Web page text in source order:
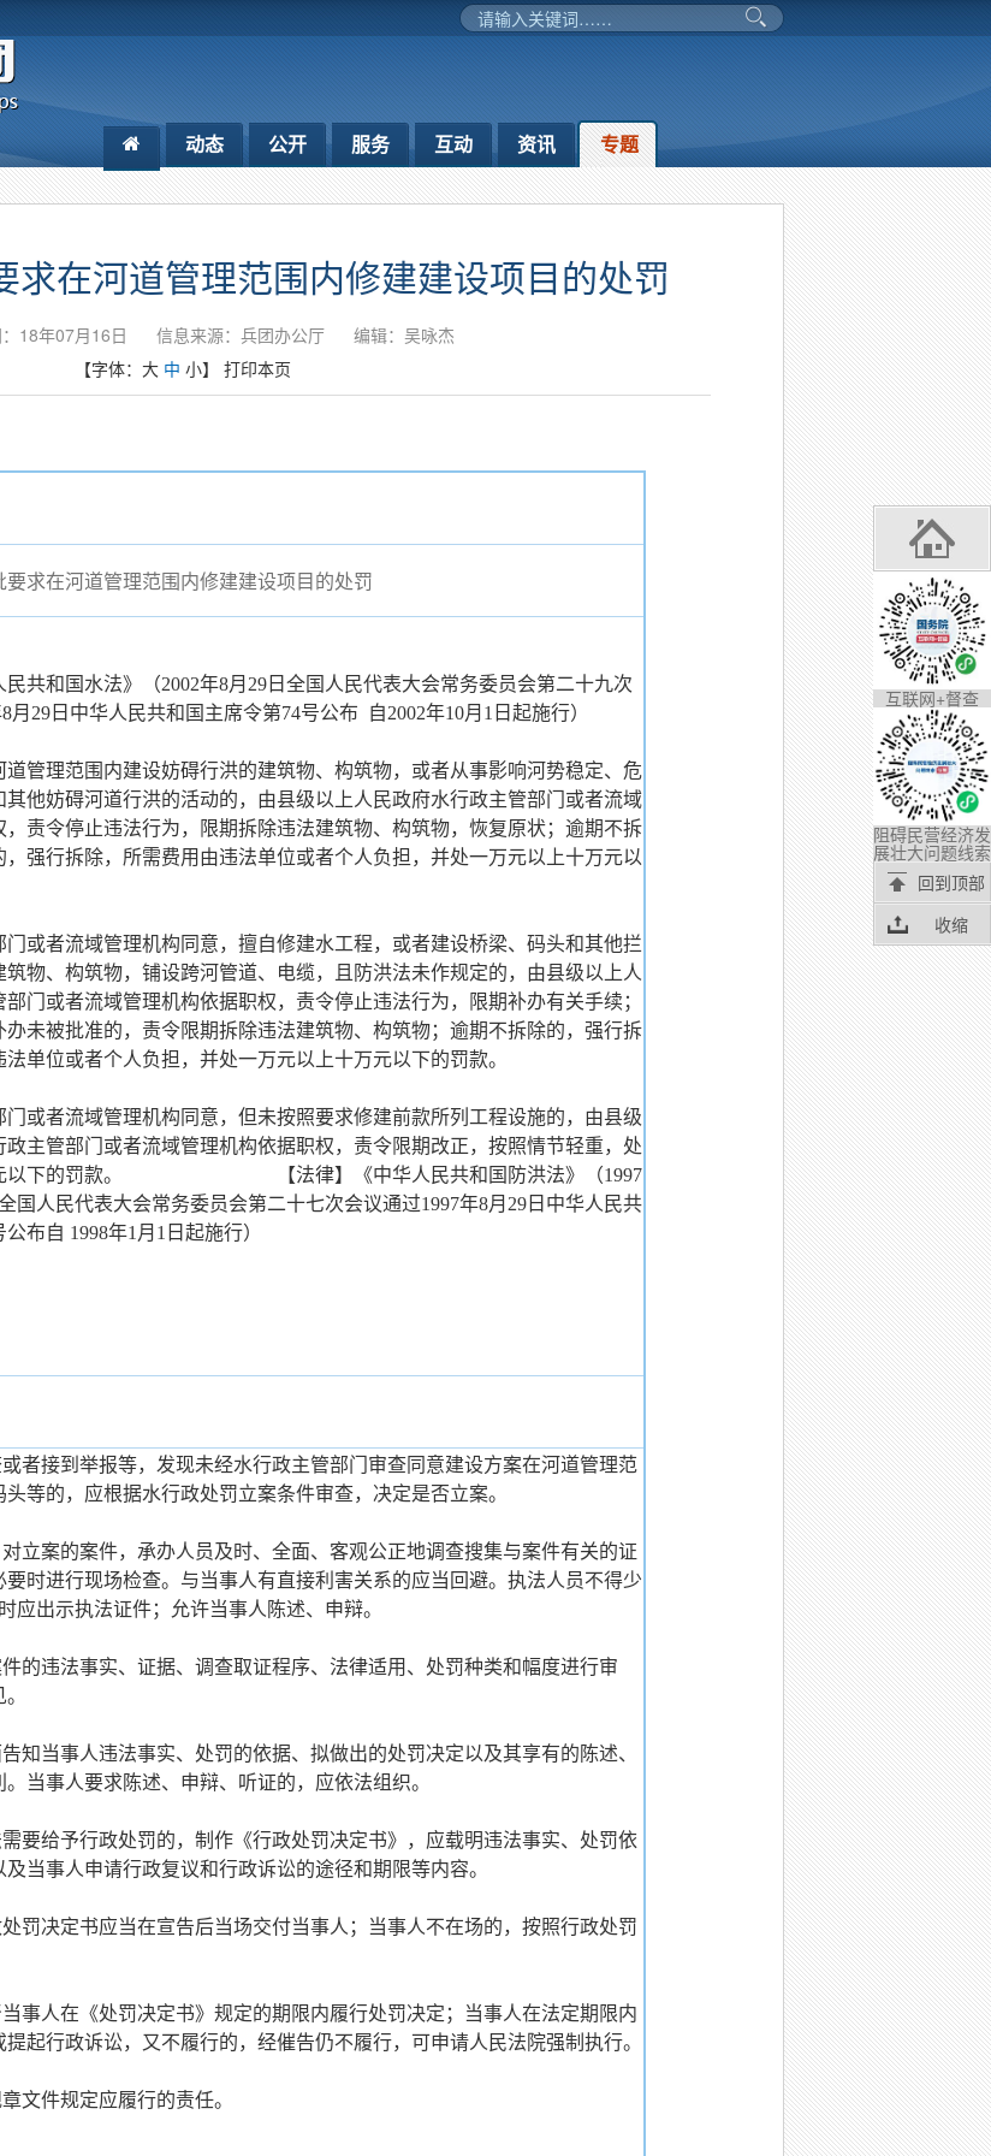
动态 公开 服务 互动 资讯 专题
求在河道管理范围内修建建设项目的处罚
18年07月16日 信息来源：兵团办公厅
编辑：吴咏杰
【字体： 大 中 小】 打印本页
要求在河道管理范围内修建建设项目的处罚
民共和国水法》（2002年8月29日全国人民代表大会常务委员会第二十九次
29日中华人民共和国主席令第74号公布 自2002年10月1日起施行）
道管理范围内建设妨碍行洪的建筑物、构筑物，或者从事影响河势稳定、危
其他妨碍河道行洪的活动的，由县级以上人民政府水行政主管部门或者流域
，责令停止违法行为，限期拆除违法建筑物、构筑物，恢复原状；逾期不拆
，强行拆除，所需费用由违法单位或者个人负担，并处一万元以上十万元以
门或者流域管理机构同意，擅自修建水工程，或者建设桥梁、码头和其他拦
筑物、构筑物，铺设跨河管道、电缆，且防洪法未作规定的，由县级以上人
部门或者流域管理机构依据职权，责令停止违法行为，限期补办有关手续；
办未被批准的，责令限期拆除违法建筑物、构筑物；逾期不拆除的，强行拆
单位或者个人负担，并处一万元以上十万元以下的罚款。
门或者流域管理机构同意，但未按照要求修建前款所列工程设施的，由县级
政主管部门或者流域管理机构依据职权，责令限期改正，按照情节轻重，处
元以下的罚款。 【法律】《中华人民共和国防洪法》（1997
国人民代表大会常务委员会第二十七次会议通过1997年8月29日中华人民共
布自 1998年1月1日起施行）
者接到举报等，发现未经水行政主管部门审查同意建设方案在河道管理范
头等的，应根据水行政处罚立案条件审查，决定是否立案。
立案的案件，承办人员及时、全面、客观公正地调查搜集与案件有关的证
要时进行现场检查。与当事人有直接利害关系的应当回避。执法人员不得少
应出示执法证件；允许当事人陈述、申辩。
的违法事实、证据、调查取证程序、法律适用、处罚种类和幅度进行审
知当事人违法事实、处罚的依据、拟做出的处罚决定以及其享有的陈述、
当事人要求陈述、申辩、听证的，应依法组织。
要给予行政处罚的，制作《行政处罚决定书》，应载明违法事实、处罚依
当事人申请行政复议和行政诉讼的途径和期限等内容。
罚决定书应当在宣告后当场交付当事人；当事人不在场的，按照行政处罚
事人在《处罚决定书》规定的期限内履行处罚决定；当事人在法定期限内
起行政诉讼，又不履行的，经催告仍不履行，可申请人民法院强制执行。
文件规定应履行的责任。
互联网+督查
阻碍民营经济发
展壮大问题线索
回到顶部
收缩